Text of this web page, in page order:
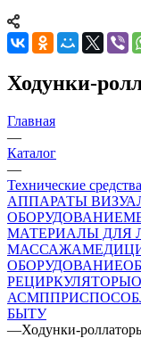
Ходунки-
Главная
—
Каталог
—
Технические
АППАРАТЫ
ОБОРУДОВАНИЕ
МАТЕРИАЛЫ ДЛЯ
МАССАЖА
ОБОРУДОВАНИЕ
РЕЦИРКУЛЯТОРЫ
АСМП
БЫТУ
—Ходунки-